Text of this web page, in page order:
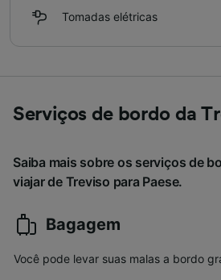
Tomadas elétricas
Serviços de bordo da
Saiba mais sobre os serviços de
viajar de Treviso para Paese.
Bagagem
Você pode levar suas malas a bordo